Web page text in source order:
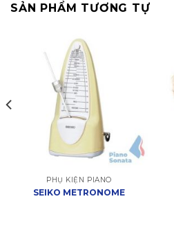
SẢN PHẨM TƯƠNG TỰ
PHỤ KIỆN PIANO
SEIKO METRONOME